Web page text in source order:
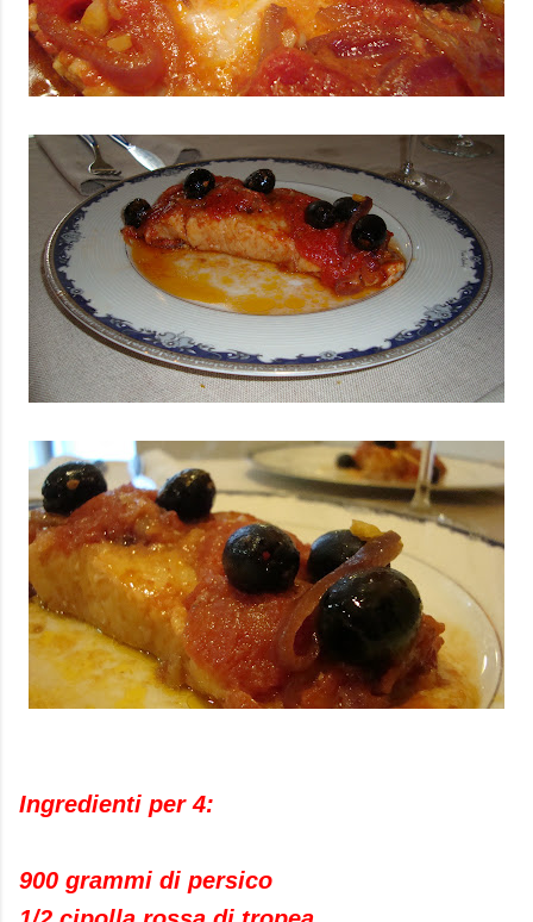
Ingredienti per 4:
900 grammi di persico